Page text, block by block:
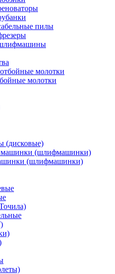
пилы
молотки
(дисковые)
(шлифмашинки)